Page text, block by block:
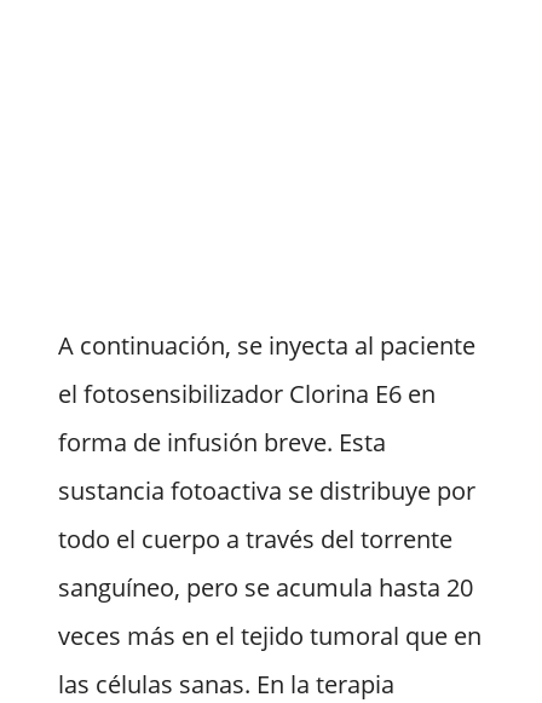
A continuación, se inyecta al paciente
el fotosensibilizador Clorina E6 en
forma de infusión breve. Esta
sustancia fotoactiva se distribuye por
todo el cuerpo a través del torrente
sanguíneo, pero se acumula hasta 20
veces más en el tejido tumoral que en
las células sanas. En la terapia